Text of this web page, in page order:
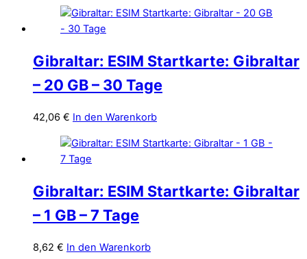
Gibraltar: ESIM Startkarte: Gibraltar
– 20 GB – 30 Tage
42,06 € In den Warenkorb
Gibraltar: ESIM Startkarte: Gibraltar
– 1 GB – 7 Tage
8,62 € In den Warenkorb